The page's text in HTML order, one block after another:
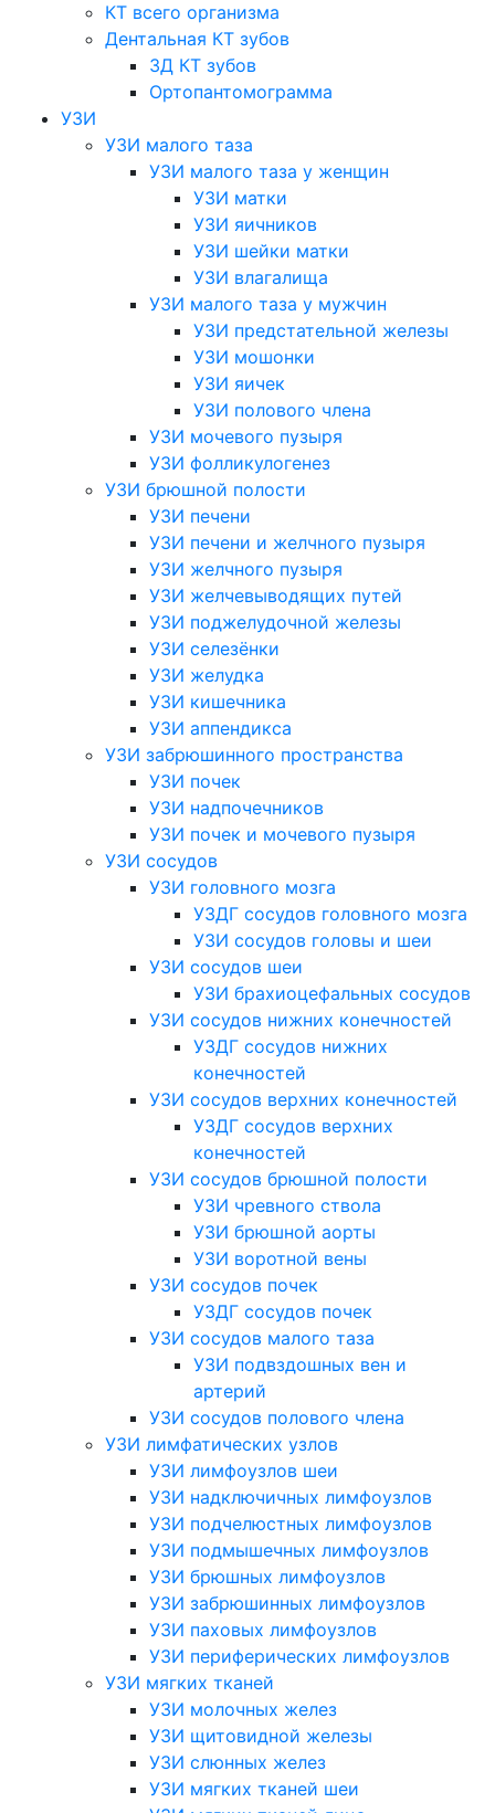
КТ всего организма
Дентальная КТ зубов
3Д КТ зубов
Ортопантомограмма
УЗИ
УЗИ малого таза
УЗИ малого таза у женщин
УЗИ матки
УЗИ яичников
УЗИ шейки матки
УЗИ влагалища
УЗИ малого таза у мужчин
УЗИ предстательной железы
УЗИ мошонки
УЗИ яичек
УЗИ полового члена
УЗИ мочевого пузыря
УЗИ фолликулогенез
УЗИ брюшной полости
УЗИ печени
УЗИ печени и желчного пузыря
УЗИ желчного пузыря
УЗИ желчевыводящих путей
УЗИ поджелудочной железы
УЗИ селезёнки
УЗИ желудка
УЗИ кишечника
УЗИ аппендикса
УЗИ забрюшинного пространства
УЗИ почек
УЗИ надпочечников
УЗИ почек и мочевого пузыря
УЗИ сосудов
УЗИ головного мозга
УЗДГ сосудов головного мозга
УЗИ сосудов головы и шеи
УЗИ сосудов шеи
УЗИ брахиоцефальных сосудов
УЗИ сосудов нижних конечностей
УЗДГ сосудов нижних
конечностей
УЗИ сосудов верхних конечностей
УЗДГ сосудов верхних
конечностей
УЗИ сосудов брюшной полости
УЗИ чревного ствола
УЗИ брюшной аорты
УЗИ воротной вены
УЗИ сосудов почек
УЗДГ сосудов почек
УЗИ сосудов малого таза
УЗИ подвздошных вен и
артерий
УЗИ сосудов полового члена
УЗИ лимфатических узлов
УЗИ лимфоузлов шеи
УЗИ надключичных лимфоузлов
УЗИ подчелюстных лимфоузлов
УЗИ подмышечных лимфоузлов
УЗИ брюшных лимфоузлов
УЗИ забрюшинных лимфоузлов
УЗИ паховых лимфоузлов
УЗИ периферических лимфоузлов
УЗИ мягких тканей
УЗИ молочных желез
УЗИ щитовидной железы
УЗИ слюнных желез
УЗИ мягких тканей шеи